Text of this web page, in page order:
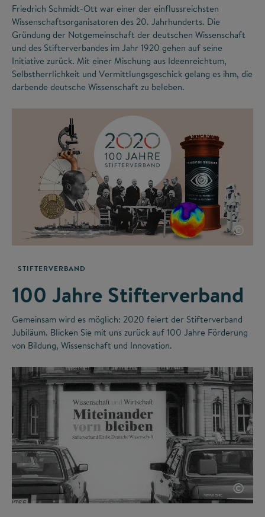
Friedrich Schmidt-Ott war einer der einflussreichsten
Wissenschaftsorganisatoren des 20. Jahrhunderts. Die
Gründung der Notgemeinschaft der deutschen Wissenschaft
und des Stifterverbandes im Jahr 1920 gehen auf seine
Initiative zurück. Mit einer Mischung aus Ideenreichtum,
Selbstherrlichkeit und Vermittlungsgeschick gelang es ihm, die
darbende deutsche Wissenschaft zu beleben.
©
STIFTERVERBAND
100 Jahre Stifterverband
Gemeinsam wird es möglich: 2020 feiert der Stifterverband
Jubiläum. Blicken Sie mit uns zurück auf 100 Jahre Förderung
von Bildung, Wissenschaft und Innovation.
©